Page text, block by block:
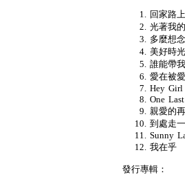
回家路上
光著我
多麼想
美好時光
誰能帶我
愛在被
Hey Girl
One
親愛的
到處走
Sunny
我在乎
發行專輯：